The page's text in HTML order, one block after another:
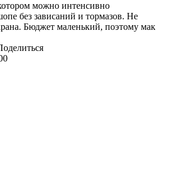
можно интенсивно
без зависаний и тормазов. Не
Бюджет маленький, поэтому мак